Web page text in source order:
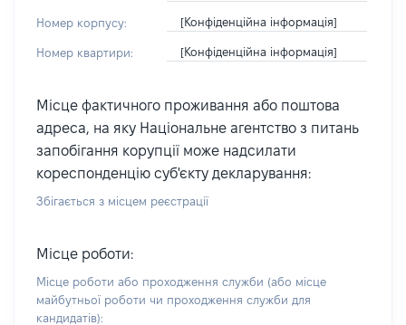
Номер корпусу: [Конфіденційна інформація]
Номер квартири: [Конфіденційна інформація]
Місце фактичного проживання або поштова
адреса, на яку Національне агентство з питань
запобігання корупції може надсилати
кореспонденцію суб'єкту декларування:
Збігається з місцем реєстрації
Місце роботи:
Місце роботи або проходження служби (або місце
майбутньої роботи чи проходження служби для
кандидатів):